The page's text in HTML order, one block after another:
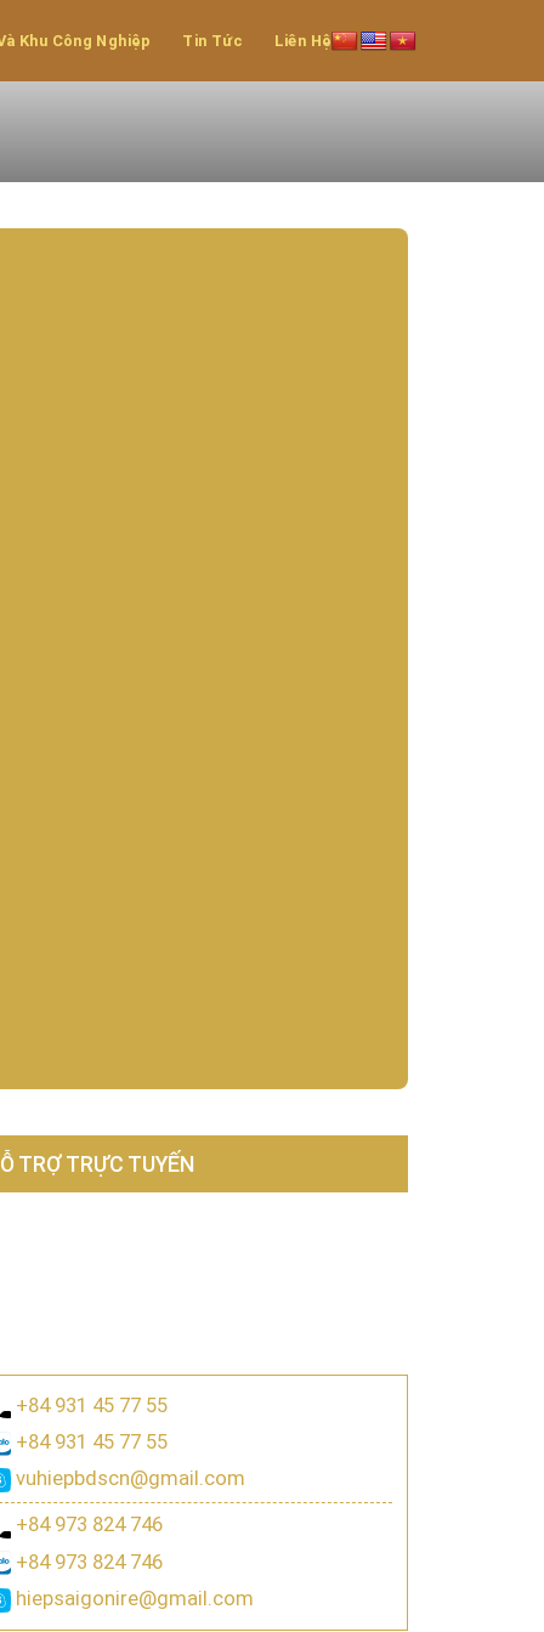
Khu Công Nghiệp Tin Tức Liên Hệ
TRỢ TRỰC TUYẾN
+84 931 45 77 55
+84 931 45 77 55
vuhiepbdscn@gmail.com
+84 973 824 746
+84 973 824 746
hiepsaigonire@gmail.com